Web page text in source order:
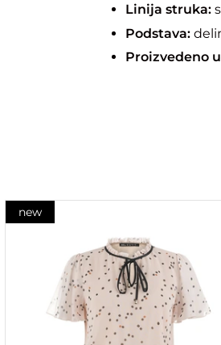
Linija struka:
Podstava:
Proizvedeno
new